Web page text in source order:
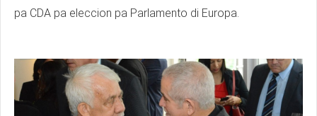
pa CDA pa eleccion pa Parlamento di Europa.